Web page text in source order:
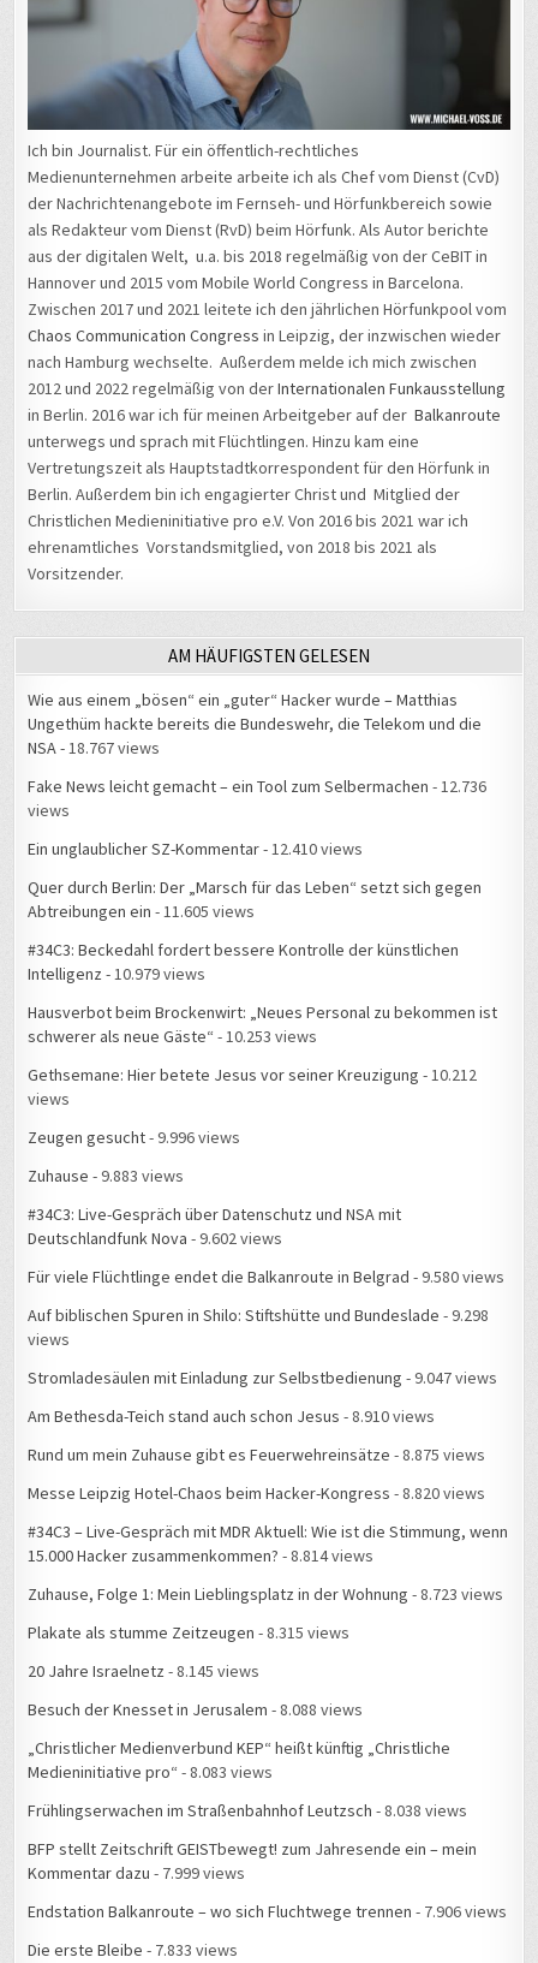
Ich bin Journalist. Für ein öffentlich-rechtliches
Medienunternehmen arbeite arbeite ich als Chef vom Dienst (CvD)
der Nachrichtenangebote im Fernseh- und Hörfunkbereich sowie
als Redakteur vom Dienst (RvD) beim Hörfunk. Als Autor berichte
aus der digitalen Welt, u.a. bis 2018 regelmäßig von der CeBIT in
Hannover und 2015 vom Mobile World Congress in Barcelona.
Zwischen 2017 und 2021 leitete ich den jährlichen Hörfunkpool vom
Chaos Communication Congress in Leipzig, der inzwischen wieder
nach Hamburg wechselte. Außerdem melde ich mich zwischen
2012 und 2022 regelmäßig von derInternationalen Funkausstellung
in Berlin. 2016 war ich für meinen Arbeitgeber auf derBalkanroute
unterwegs und sprach mit Flüchtlingen. Hinzu kam eine
Vertretungszeit als Hauptstadtkorrespondent für den Hörfunk in
Berlin. Außerdem bin ich engagierter Christ und Mitglied der
Christlichen Medieninitiative pro e.V. Von 2016 bis 2021 war ich
ehrenamtliches Vorstandsmitglied, von 2018 bis 2021 als
Vorsitzender.
AM HÄUFIGSTEN GELESEN
Wie aus einem „bösen“ ein „guter“ Hacker wurde – Matthias
Ungethüm hackte bereits die Bundeswehr, die Telekom und die
NSA- 18.767 views
Fake News leicht gemacht – ein Tool zum Selbermachen - 12.736
views
Ein unglaublicher SZ-Kommentar- 12.410 views
Quer durch Berlin: Der „Marsch für das Leben“ setzt sich gegen
Abtreibungen ein - 11.605 views
#34C3: Beckedahl fordert bessere Kontrolle der künstlichen
Intelligenz - 10.979 views
Hausverbot beim Brockenwirt: „Neues Personal zu bekommen ist
schwerer als neue Gäste“ - 10.253 views
Gethsemane: Hier betete Jesus vor seiner Kreuzigung - 10.212
views
Zeugen gesucht- 9.996 views
Zuhause - 9.883 views
#34C3: Live-Gespräch über Datenschutz und NSA mit
Deutschlandfunk Nova - 9.602 views
Für viele Flüchtlinge endet die Balkanroute in Belgrad - 9.580 views
Auf biblischen Spuren in Shilo: Stiftshütte und Bundeslade - 9.298
views
Stromladesäulen mit Einladung zur Selbstbedienung - 9.047 views
Am Bethesda-Teich stand auch schon Jesus - 8.910 views
Rund um mein Zuhause gibt es Feuerwehreinsätze - 8.875 views
Messe Leipzig Hotel-Chaos beim Hacker-Kongress - 8.820 views
#34C3 – Live-Gespräch mit MDR Aktuell: Wie ist die Stimmung, wenn
15.000 Hacker zusammenkommen? - 8.814 views
Zuhause, Folge 1: Mein Lieblingsplatz in der Wohnung - 8.723 views
Plakate als stumme Zeitzeugen - 8.315 views
20 Jahre Israelnetz - 8.145 views
Besuch der Knesset in Jerusalem - 8.088 views
„Christlicher Medienverbund KEP“ heißt künftig „Christliche
Medieninitiative pro“ - 8.083 views
Frühlingserwachen im Straßenbahnhof Leutzsch - 8.038 views
BFP stellt Zeitschrift GEISTbewegt! zum Jahresende ein – mein
Kommentar dazu - 7.999 views
Endstation Balkanroute – wo sich Fluchtwege trennen - 7.906 views
Die erste Bleibe - 7.833 views